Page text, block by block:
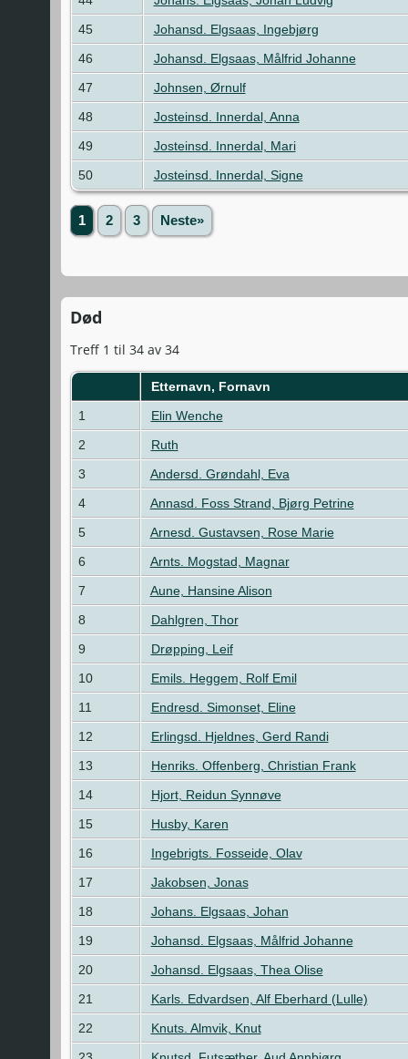
45
Johansd. Elgsaas, Ingebjørg
46
Johansd. Elgsaas, Målfrid Johanne
47
Johnsen, Ørnulf
48
Josteinsd. Innerdal, Anna
49
Josteinsd. Innerdal, Mari
50
Josteinsd. Innerdal, Signe
1 2 3 Neste»
Død
Treff 1 til 34 av 34
Etternavn, Fornavn
1
Elin Wenche
2
Ruth
3
Andersd. Grøndahl, Eva
4
Annasd. Foss Strand, Bjørg Petrine
5
Arnesd. Gustavsen, Rose Marie
6
Arnts. Mogstad, Magnar
7
Aune, Hansine Alison
8
Dahlgren, Thor
9
Drøpping, Leif
10
Emils. Heggem, Rolf Emil
11
Endresd. Simonset, Eline
12
Erlingsd. Hjeldnes, Gerd Randi
13
Henriks. Offenberg, Christian Frank
14
Hjort, Reidun Synnøve
15
Husby, Karen
16
Ingebrigts. Fosseide, Olav
17
Jakobsen, Jonas
18
Johans. Elgsaas, Johan
19
Johansd. Elgsaas, Målfrid Johanne
20
Johansd. Elgsaas, Thea Olise
21
Karls. Edvardsen, Alf Eberhard (Lulle)
22
Knuts. Almvik, Knut